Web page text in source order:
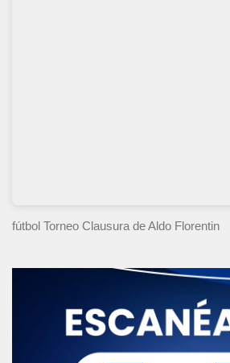
fútbol Torneo Clausura de Aldo Florentin